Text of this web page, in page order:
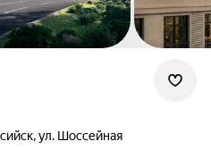
ул. Шоссейная